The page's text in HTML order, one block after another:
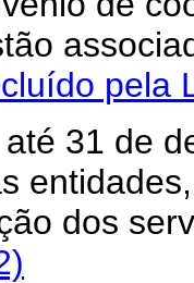
pela
31 de